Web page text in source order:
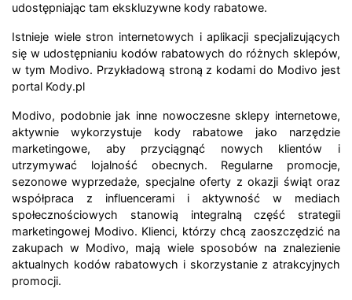
udostępniając tam ekskluzywne kody rabatowe.
Istnieje wiele stron internetowych i aplikacji specjalizujących
się w udostępnianiu kodów rabatowych do różnych sklepów,
w tym Modivo. Przykładową stroną z kodami do Modivo jest
portal Kody.pl
Modivo, podobnie jak inne nowoczesne sklepy internetowe,
aktywnie wykorzystuje kody rabatowe jako narzędzie
marketingowe, aby przyciągnąć nowych klientów i
utrzymywać lojalność obecnych. Regularne promocje,
sezonowe wyprzedaże, specjalne oferty z okazji świąt oraz
współpraca z influencerami i aktywność w mediach
społecznościowych stanowią integralną część strategii
marketingowej Modivo. Klienci, którzy chcą zaoszczędzić na
zakupach w Modivo, mają wiele sposobów na znalezienie
aktualnych kodów rabatowych i skorzystanie z atrakcyjnych
promocji.